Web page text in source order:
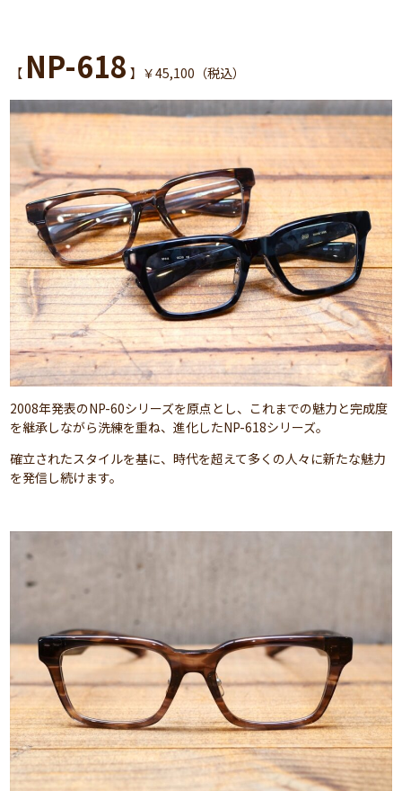
【 NP-618 】￥45,100（税込）
2008年発表のNP-60シリーズを原点とし、これまでの魅力と完成度
を継承しながら洗練を重ね、進化したNP-618シリーズ。
確立されたスタイルを基に、時代を超えて多くの人々に新たな魅力
を発信し続けます。